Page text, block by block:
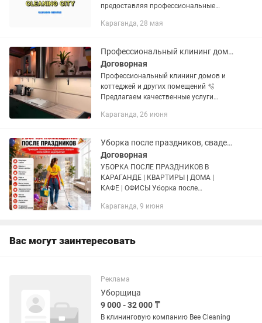
предоставляя профессиональные
производственных объектов. За годы
опыт...
Караганда, 28 мая
Профессиональный клининг домов, квартир, коттеджей PRO CLEAN LAB
Договорная
Профессиональный клининг домов и
коттеджей и других помещений 🫧
Предлагаем качественные услуги
уборка ✔ Уборка после ремонта ✔
Караганда, 26 июня
Уборка после праздников, свадеб, мероприятий, клининг, низкие цены
Договорная
УБОРКА ПОСЛЕ ПРАЗДНИКОВ В
КАРАГАНДЕ | КВАРТИРЫ | ДОМА |
КАФЕ | ОФИСЫ Уборка после
мероприятий | Клининг квартир и
Караганда, 9 июня
Вас могут заинтересовать
Реклама
Уборщица
9 000 - 32 000 ₸
В клининговую компанию Bee Cleaning